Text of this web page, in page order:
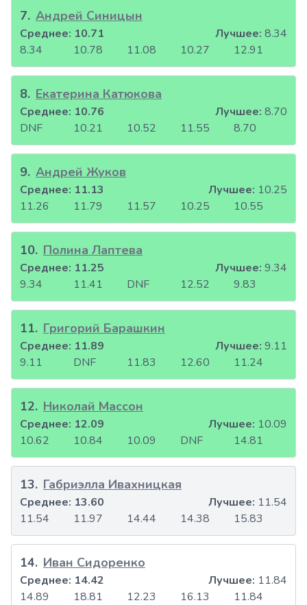
7. Андрей Синицын
8.34 10.78 11.08 10.27 12.91
Среднее: 10.71 Лучшее: 8.34
8. Екатерина Катюкова
DNF 10.21 10.52 11.55 8.70
Среднее: 10.76 Лучшее: 8.70
9. Андрей Жуков
11.26 11.79 11.57 10.25 10.55
Среднее: 11.13 Лучшее: 10.25
10. Полина Лаптева
9.34 11.41 DNF 12.52 9.83
Среднее: 11.25 Лучшее: 9.34
11. Григорий Барашкин
9.11 DNF 11.83 12.60 11.24
Среднее: 11.89 Лучшее: 9.11
12. Николай Массон
10.62 10.84 10.09 DNF 14.81
Среднее: 12.09 Лучшее: 10.09
13. Габриэлла Ивахницкая
11.54 11.97 14.44 14.38 15.83
Среднее: 13.60 Лучшее: 11.54
14. Иван Сидоренко
14.89 18.81 12.23 16.13 11.84
Среднее: 14.42 Лучшее: 11.84